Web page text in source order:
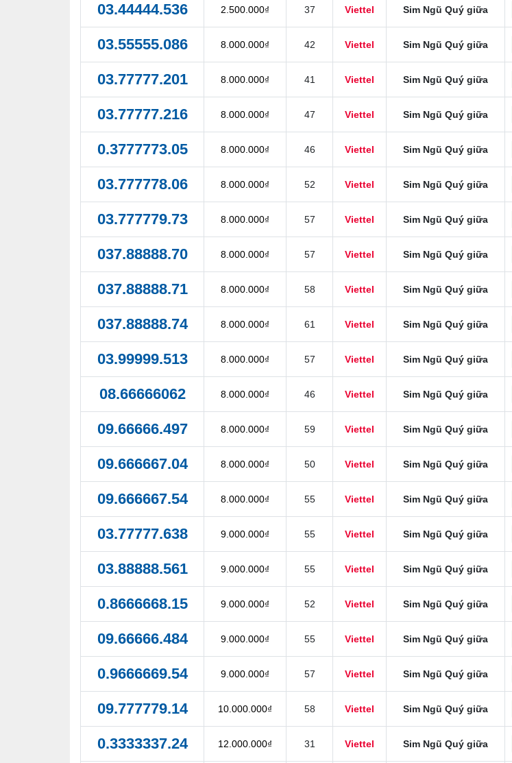
03.44444.536 2.500.000₫ 37 Viettel Sim Ngũ Quý giữa
03.55555.086 8.000.000₫ 42 Viettel Sim Ngũ Quý giữa
03.77777.201 8.000.000₫ 41 Viettel Sim Ngũ Quý giữa
03.77777.216 8.000.000₫ 47 Viettel Sim Ngũ Quý giữa
0.3777773.05 8.000.000₫ 46 Viettel Sim Ngũ Quý giữa
03.777778.06 8.000.000₫ 52 Viettel Sim Ngũ Quý giữa
03.777779.73 8.000.000₫ 57 Viettel Sim Ngũ Quý giữa
037.88888.70 8.000.000₫ 57 Viettel Sim Ngũ Quý giữa
037.88888.71 8.000.000₫ 58 Viettel Sim Ngũ Quý giữa
037.88888.74 8.000.000₫ 61 Viettel Sim Ngũ Quý giữa
03.99999.513 8.000.000₫ 57 Viettel Sim Ngũ Quý giữa
08.66666062 8.000.000₫ 46 Viettel Sim Ngũ Quý giữa
09.66666.497 8.000.000₫ 59 Viettel Sim Ngũ Quý giữa
09.666667.04 8.000.000₫ 50 Viettel Sim Ngũ Quý giữa
09.666667.54 8.000.000₫ 55 Viettel Sim Ngũ Quý giữa
03.77777.638 9.000.000₫ 55 Viettel Sim Ngũ Quý giữa
03.88888.561 9.000.000₫ 55 Viettel Sim Ngũ Quý giữa
0.8666668.15 9.000.000₫ 52 Viettel Sim Ngũ Quý giữa
09.66666.484 9.000.000₫ 55 Viettel Sim Ngũ Quý giữa
0.9666669.54 9.000.000₫ 57 Viettel Sim Ngũ Quý giữa
09.777779.14 10.000.000₫ 58 Viettel Sim Ngũ Quý giữa
0.3333337.24 12.000.000₫ 31 Viettel Sim Ngũ Quý giữa